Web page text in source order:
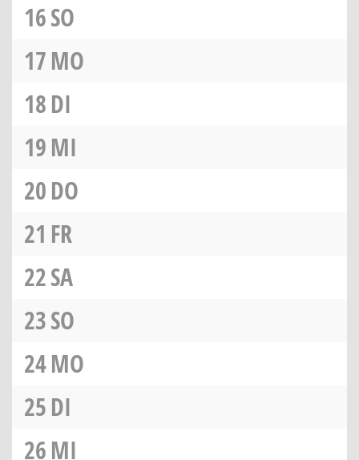
16SO
17MO
18DI
19MI
20DO
21 FR
22SA
23SO
24MO
25DI
26MI